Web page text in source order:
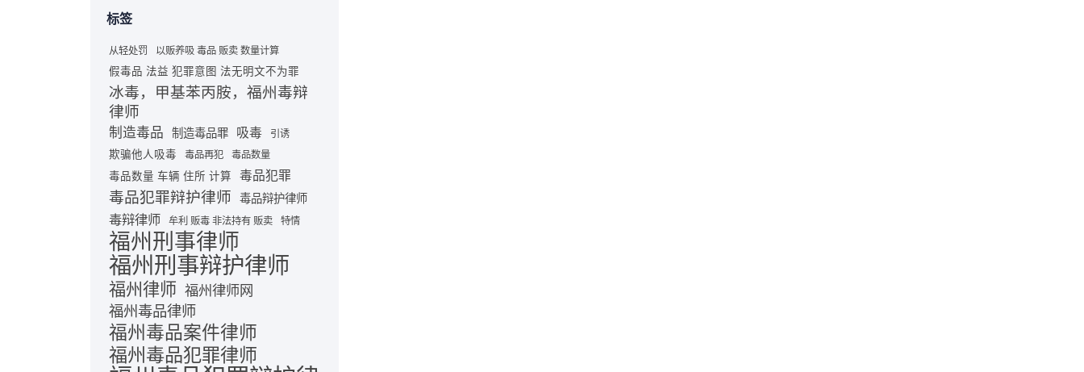
标签
从轻处罚 以贩养吸 毒品 贩卖 数量计算
假毒品 法益 犯罪意图 法无明文不为罪
冰毒，甲基苯丙胺，福州毒辩
律师
制造毒品 制造毒品罪 吸毒 引诱
欺骗他人吸毒 毒品再犯 毒品数量
毒品数量 车辆 住所 计算 毒品犯罪
毒品犯罪辩护律师 毒品辩护律师
毒辩律师 牟利 贩毒 非法持有 贩卖 特情
福州刑事律师
福州刑事辩护律师
福州律师 福州律师网
福州毒品律师
福州毒品案件律师
福州毒品犯罪律师